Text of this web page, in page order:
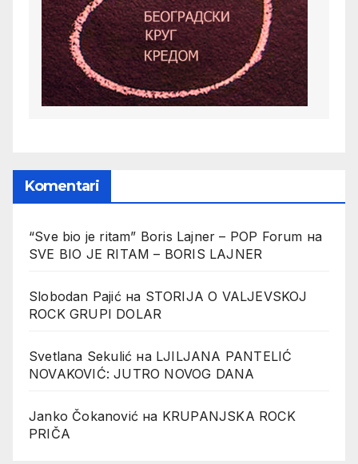
Komentari
“Sve bio je ritam” Boris Lajner – POP Forum на
SVE BIO JE RITAM – BORIS LAJNER
Slobodan Pajićна STORIJA O VALJEVSKOJ
ROCK GRUPI DOLAR
Svetlana Sekulić на LJILJANA PANTELIĆ
NOVAKOVIĆ: JUTRO NOVOG DANA
Janko Čokanović на KRUPANJSKA ROCK
PRIČA